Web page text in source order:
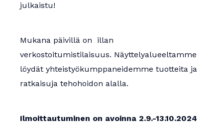
julkaistu!
Mukana päivillä on illan
verkostoitumistilaisuus. Näyttelyalueeltamme
löydät yhteistyökumppaneidemme tuotteita ja
ratkaisuja tehohoidon alalla.
Ilmoittautuminen on avoinna 2.9.-13.10.2024